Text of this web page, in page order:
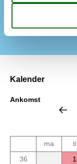
Kalender
Ankomst
ma
ti
36
1